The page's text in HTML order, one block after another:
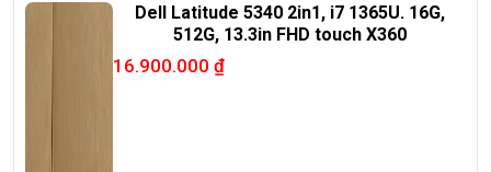
Dell Latitude 5340 2in1, i7 1365U. 16G,
512G, 13.3in FHD touch X360
16.900.000 ₫